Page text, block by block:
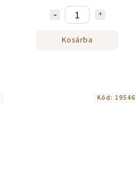
Kosárba
Kód: 19546